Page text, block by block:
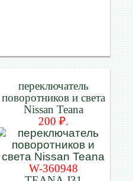
переключатель
поворотников и света
Nissan Teana
200 ₽.
W-360948